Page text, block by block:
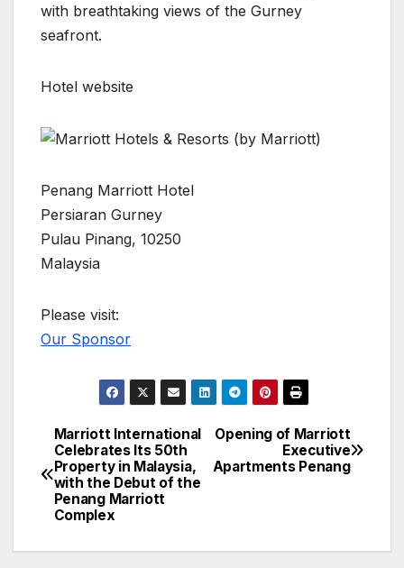
with breathtaking views of the Gurney
seafront.
Hotel website
Penang Marriott Hotel
Persiaran Gurney
Pulau Pinang, 10250
Malaysia
Please visit:
Our Sponsor
Post
navigation
Opening of Marriott
Executive
Apartments Penang
Marriott International
Celebrates Its 50th
Property in Malaysia,
with the Debut of the
Penang Marriott
Complex